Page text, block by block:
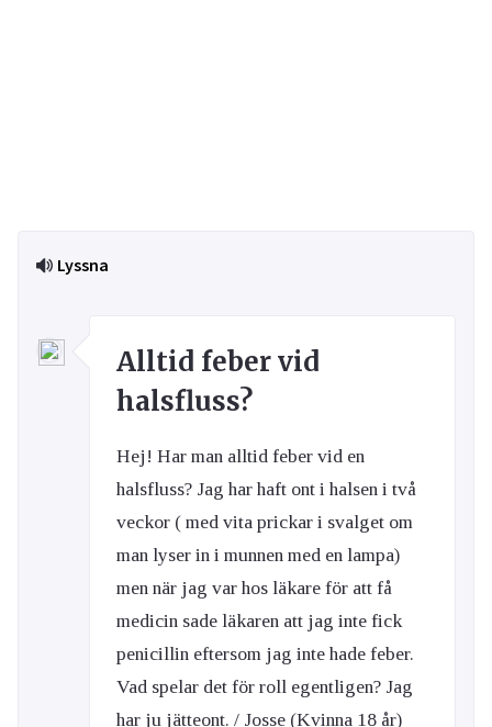
Lyssna
Alltid feber vid
halsfluss?
Hej! Har man alltid feber vid en
halsfluss? Jag har haft ont i halsen i två
veckor ( med vita prickar i svalget om
man lyser in i munnen med en lampa)
men när jag var hos läkare för att få
medicin sade läkaren att jag inte fick
penicillin eftersom jag inte hade feber.
Vad spelar det för roll egentligen? Jag
har ju jätteont. / Josse (Kvinna 18 år)